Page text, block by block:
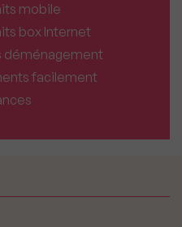
mobile
box Internet
déménagement
facilement